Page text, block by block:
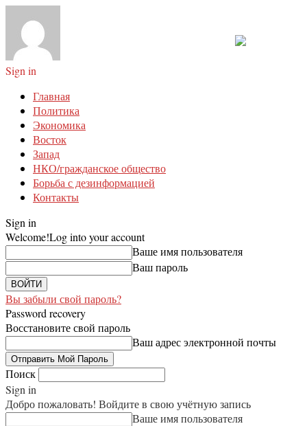
Sign in
Главная
Политика
Экономика
Восток
Запад
НКО/гражданское общество
Борьба с дезинформацией
Контакты
Sign in
Welcome!Log into your account
Ваше имя пользователя
Ваш пароль
Вы забыли свой пароль?
Password recovery
Восстановите свой пароль
Ваш адрес электронной почты
Поиск
Sign in
Добро пожаловать! Войдите в свою учётную запись
Ваше имя пользователя